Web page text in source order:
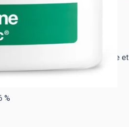
une peau visiblement plus jeune
%